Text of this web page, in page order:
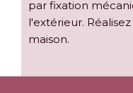
par fixation
l'extérieur.
maison.